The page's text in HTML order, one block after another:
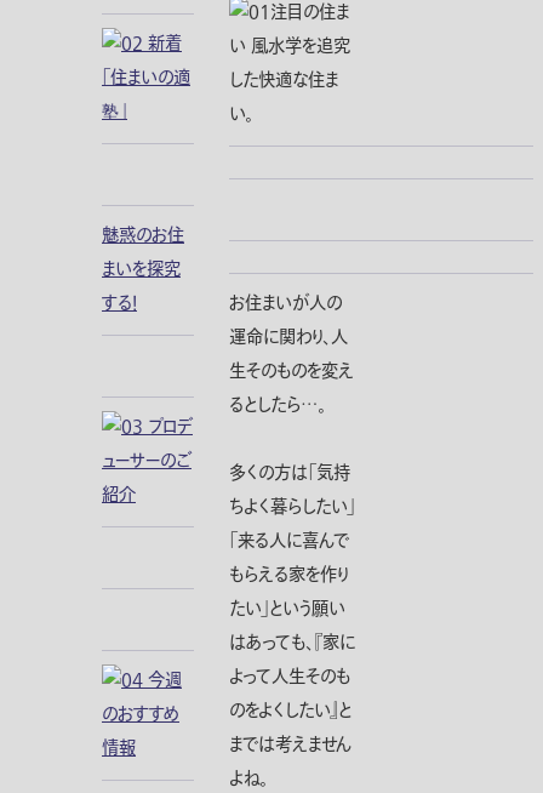
魅惑のお住
まいを探究
する！
お住まいが人の
運命に関わり、人
生そのものを変え
るとしたら…。
多くの方は「気持
ちよく暮らしたい」
「来る人に喜んで
もらえる家を作り
たい」という願い
はあっても、『家に
よって人生そのも
のをよくしたい』と
までは考えません
よね。